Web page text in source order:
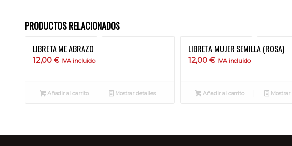
PRODUCTOS RELACIONADOS
LIBRETA ME ABRAZO
12,00 € IVA incluido
Añadir al carrito Mostrar detalles
LIBRETA MUJER SEMILLA (ROSA)
12,00€ IVA incluido
Añadir al carrito Mostrar